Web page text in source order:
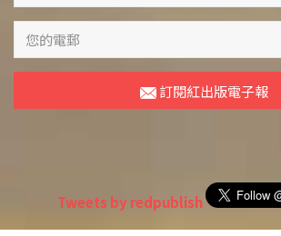
訂閱紅出版電子報
Tweets by redpublish